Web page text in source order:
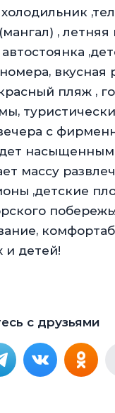
,
вкусная
пляж ,
с
массу
,детские
и детей!
с друзьями